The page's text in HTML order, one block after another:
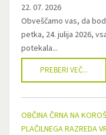
22. 07. 2026
Obveščamo vas, da
petka, 24. julija 2026,
potekala...
PREBERI VEČ...
OBČINA ČRNA NA
PLAČILNEGA RAZREDA